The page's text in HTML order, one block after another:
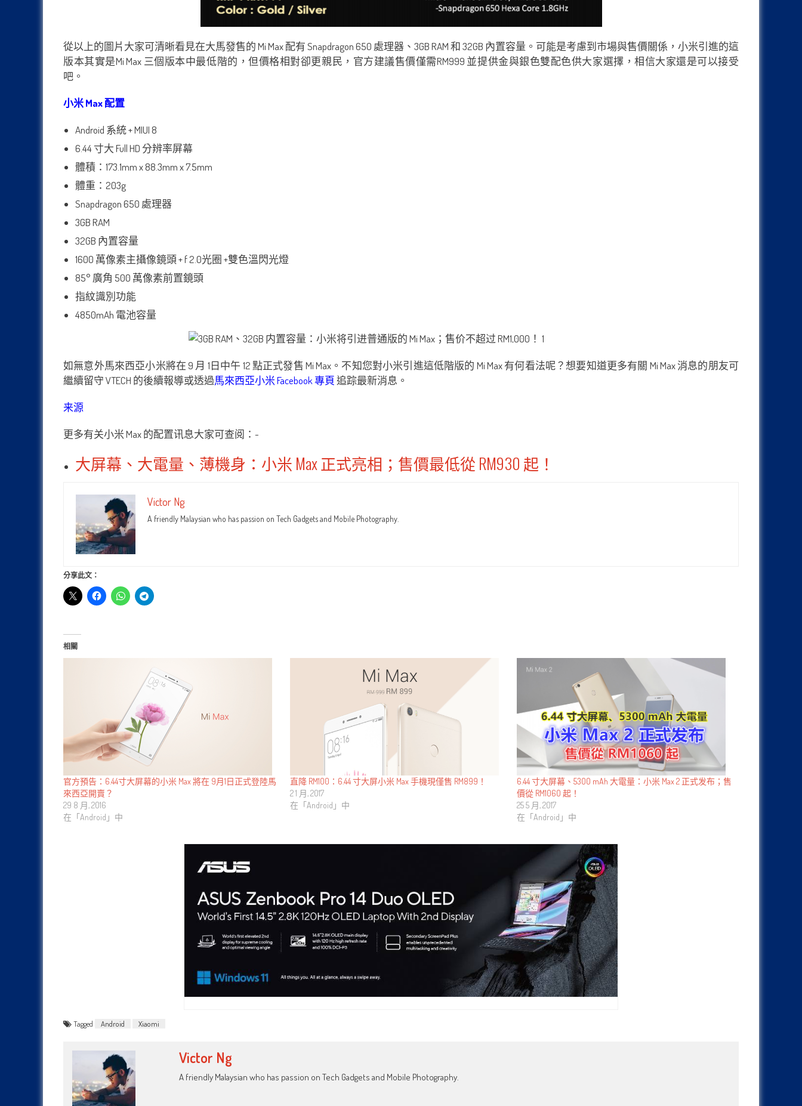
從以上的圖片大家可清晰看見在大馬發售的 Mi Max 配有 Snapdragon 650 處理器、3GB RAM 和 32GB 內置容量。可能是考慮到市場與售價關係，小米引進的這
版本其實是Mi Max 三個版本中最低階的，但價格相對卻更親民，官方建議售價僅需RM999 並提供金與銀色雙配色供大家選擇，相信大家還是可以接受
吧。
小米 Max 配置
Android 系統 + MIUI 8
6.44 寸大 Full HD 分辨率屏幕
體積：173.1mm x 88.3mm x 7.5mm
體重：203g
Snapdragon 650 處理器
3GB RAM
32GB 內置容量
1600 萬像素主攝像鏡頭 + f 2.0光圈 +雙色溫閃光燈
85° 廣角 500 萬像素前置鏡頭
指紋識別功能
4850mAh 電池容量
如無意外馬來西亞小米將在 9 月 1日中午 12 點正式發售 Mi Max。不知您對小米引進這低階版的 Mi Max 有何看法呢？想要知道更多有關 Mi Max 消息的朋友可
繼續留守 VTECH 的後續報導或透過馬來西亞小米 Facebook 專頁追踪最新消息。
来源
更多有关小米 Max 的配置讯息大家可查阅：-
大屏幕、大電量、薄機身：小米 Max 正式亮相；售價最低從 RM930 起！
Victor Ng
A friendly Malaysian who has passion on Tech Gadgets and Mobile Photography.
分享此文：
相關
官方預告：6.44寸大屏幕的小米 Max 將在 9月1日正式登陸馬
來西亞開賣？
29 8 月, 2016
在「Android」中
直降 RM100：6.44 寸大屏小米 Max 手機現僅售 RM899！
2 1 月, 2017
在「Android」中
6.44 寸大屏幕、5300 mAh 大電量：小米 Max 2 正式发布；售
價從 RM1060 起！
25 5 月, 2017
在「Android」中
Tagged Android Xiaomi
Victor Ng
A friendly Malaysian who has passion on Tech Gadgets and Mobile Photography.